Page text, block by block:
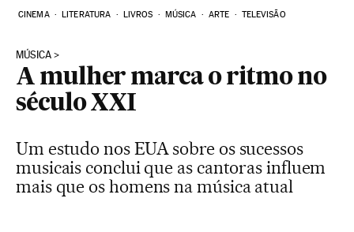
CINEMA LITERATURA LIVROS MÚSICA ARTE TELEVISÃO
MÚSICA
A mulher marca o ritmo no
século XXI
Um estudo nos EUA sobre os sucessos
musicais conclui que as cantoras influem
mais que os homens na música atual